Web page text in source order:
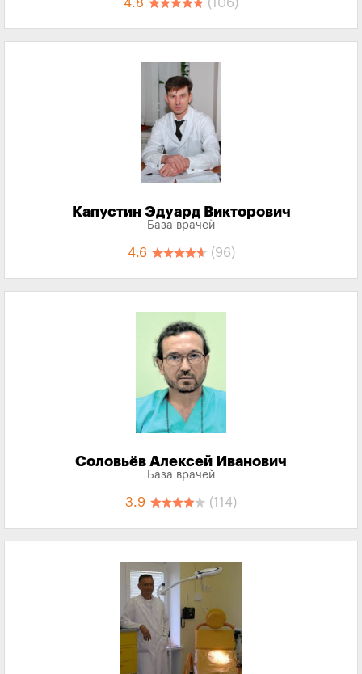
4.8 (106)
Капустин Эдуард Викторович
База врачей
4.6 (96)
Соловьёв Алексей Иванович
База врачей
3.9 (114)